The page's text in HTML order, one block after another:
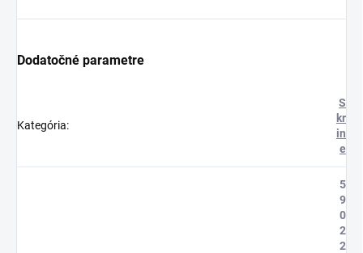
Dodatočné parametre
Kategória:
S
kr
in
e
5
9
0
2
2